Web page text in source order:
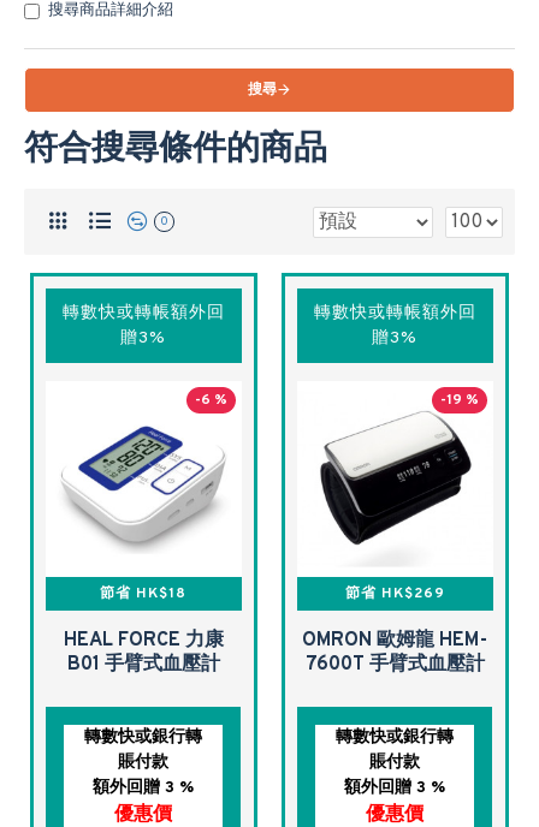
搜尋商品詳細介紹
搜尋
符合搜尋條件的商品
0
轉數快或轉帳額外回
贈3%
-6 %
節省 HK$18
HEAL FORCE 力康
B01 手臂式血壓計
轉數快或銀行轉
賬付款
額外回贈 3 %
優惠價
轉數快或轉帳額外回
贈3%
-19 %
節省 HK$269
OMRON 歐姆龍 HEM-
7600T 手臂式血壓計
轉數快或銀行轉
賬付款
額外回贈 3 %
優惠價